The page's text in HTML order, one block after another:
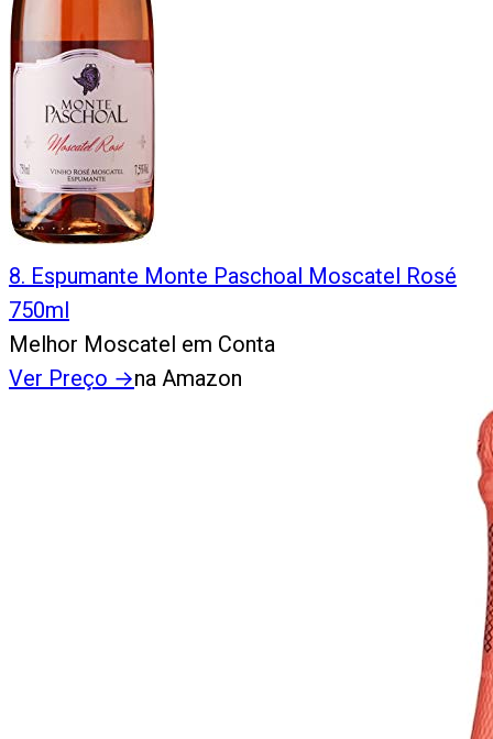
8. Espumante Monte Paschoal Moscatel Rosé
750ml
Melhor Moscatel em Conta
Ver Preço →na Amazon